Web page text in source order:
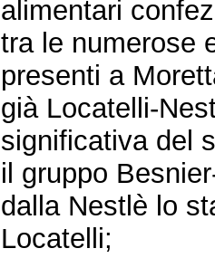
alimentari
tra le numerose
presenti a
già Locatelli-
significativa del
il gruppo
dalla Nestlè lo
Locatelli;